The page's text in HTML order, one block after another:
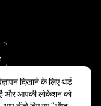
दिखाने के लिए थर्ड
है और आपकी लोकेशन को